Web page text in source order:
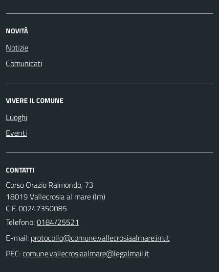
NOVITÀ
Notizie
Comunicati
VIVERE IL COMUNE
Luoghi
Eventi
CONTATTI
Corso Orazio Raimondo, 73
18019 Vallecrosia al mare (Im)
C.F. 00247350085
Telefono:0184/25521
E-mail:
PEC: